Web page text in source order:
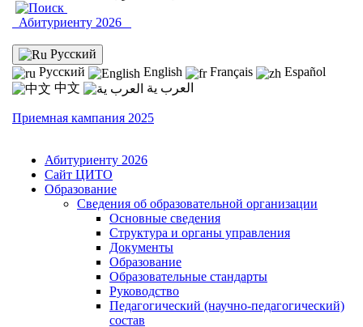
Абитуриенту 2026
Русский
Русский
English Français
Español
中文
العرب ية
Приемная кампания 2025
Абитуриенту 2026
Сайт ЦИТО
Образование
Сведения об образовательной организации
Основные сведения
Структура и органы управления
Документы
Образование
Образовательные стандарты
Руководство
Педагогический (научно-педагогический)
состав